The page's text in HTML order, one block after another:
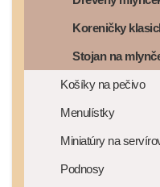
Koreničky
Stojan na
Košíky na pečivo
Menulístky
Miniatúry na
Podnosy